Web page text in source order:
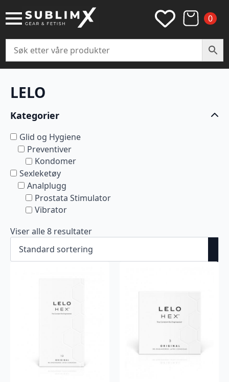
0
LELO
Kategorier
Glid og Hygiene
Preventiver
Kondomer
Sexleketøy
Analplugg
Prostata Stimulator
Vibrator
Viser alle 8 resultater